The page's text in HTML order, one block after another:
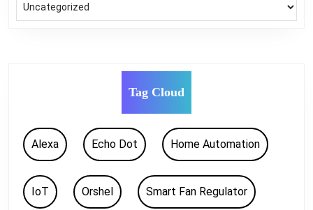
Tag Cloud
Alexa Echo Dot Home Automation
IoT Orshel Smart Fan Regulator